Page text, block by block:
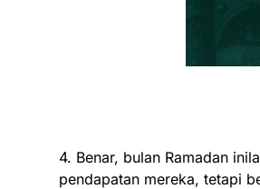
4. Benar, bulan Ramadan
pendapatan mereka, tetapi